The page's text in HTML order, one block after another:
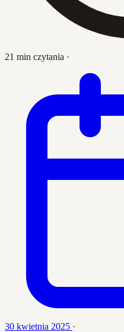
21 min czytania ·
30 kwietnia 2025 ·